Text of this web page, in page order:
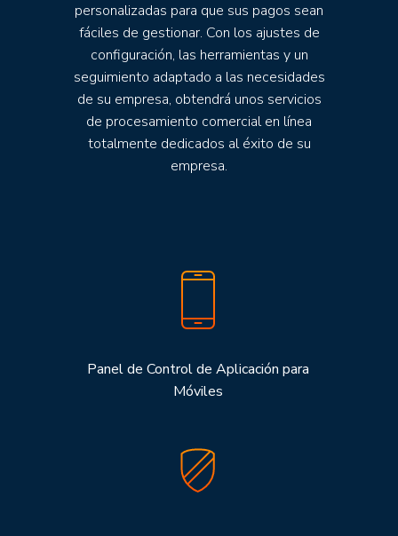
personalizadas para que sus pagos sean
fáciles de gestionar. Con los ajustes de
configuración, las herramientas y un
seguimiento adaptado a las necesidades
de su empresa, obtendrá unos servicios
de procesamiento comercial en línea
totalmente dedicados al éxito de su
empresa.
Panel de Control de Aplicación para
Móviles